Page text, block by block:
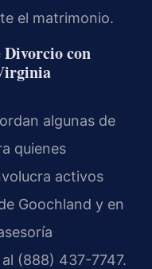
el matrimonio.
Divorcio con
algunas de
quienes
activos
Goochland y en
(888) 437-7747.